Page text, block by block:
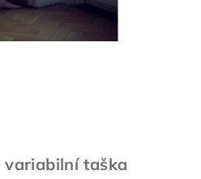
variabilní taška